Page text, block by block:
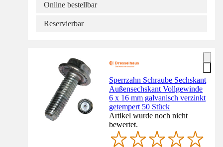
Online bestellbar
Reservierbar
Sperrzahn Schraube Sechskant
Außensechskant Vollgewinde
6 x 16 mm galvanisch verzinkt
getempert 50 Stück
Artikel wurde noch nicht
bewertet.